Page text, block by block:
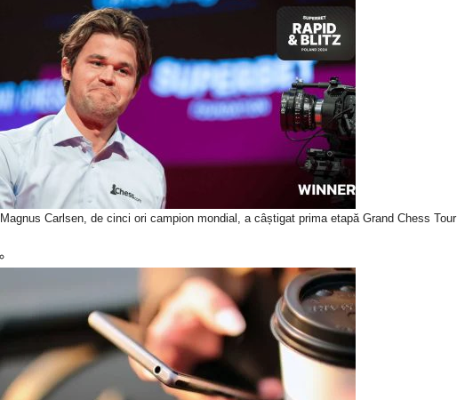
Magnus Carlsen, de cinci ori campion mondial, a câștigat prima etapă Grand Chess Tour